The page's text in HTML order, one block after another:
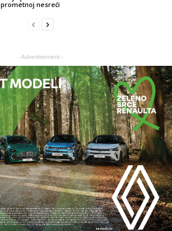
prometnoj nesreći
- Advertisement -